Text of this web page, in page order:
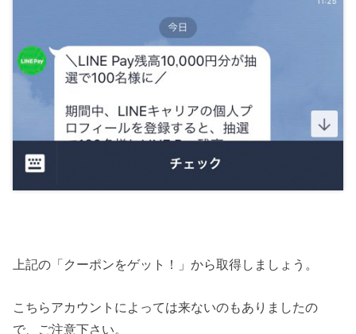
上記の「クーポンをゲット！」から取得しましょう。
こちらアカウントによっては来ないのもありましたの
で、ご注意下さい。